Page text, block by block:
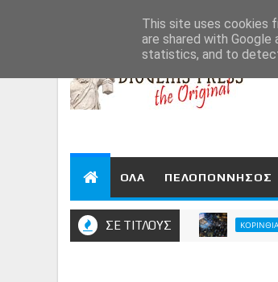
ΟΛΑ ΠΕΛΟΠΟΝΝΗΣΟΣ
ΣΕ ΤΙΤΛΟΥΣ ΚΟΡΙΝΘΙΑ Η
This site uses cookies
are shared with
statistics, and to